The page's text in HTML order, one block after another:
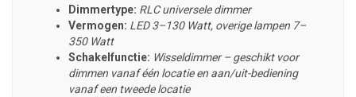
Dimmertype: RLC universele dimmer
Vermogen: LED 3–130 Watt, overige lampen 7–
350 Watt
Schakelfunctie: Wisseldimmer – geschikt voor
dimmen vanaf één locatie en aan/uit-bediening
vanaf een tweede locatie